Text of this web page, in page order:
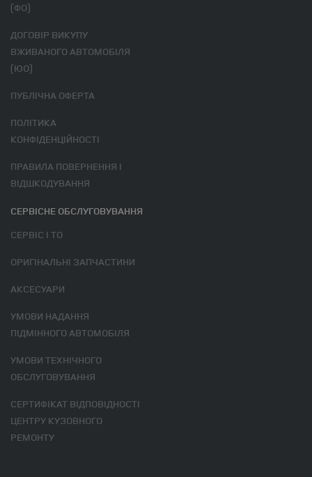
(ФО)
ДОГОВІР ВИКУПУ
ВЖИВАНОГО АВТОМОБІЛЯ
(ЮО)
ПУБЛІЧНА ОФЕРТА
ПОЛІТИКА
КОНФІДЕНЦІЙНОСТІ
ПРАВИЛА ПОВЕРНЕННЯ І
ВІДШКОДУВАННЯ
СЕРВІСНЕ ОБСЛУГОВУВАННЯ
СЕРВІС І ТО
ОРИГІНАЛЬНІ ЗАПЧАСТИНИ
АКСЕСУАРИ
УМОВИ НАДАННЯ
ПІДМІННОГО АВТОМОБІЛЯ
УМОВИ ТЕХНІЧНОГО
ОБСЛУГОВУВАННЯ
СЕРТИФІКАТ ВІДПОВІДНОСТІ
ЦЕНТРУ КУЗОВНОГО
РЕМОНТУ